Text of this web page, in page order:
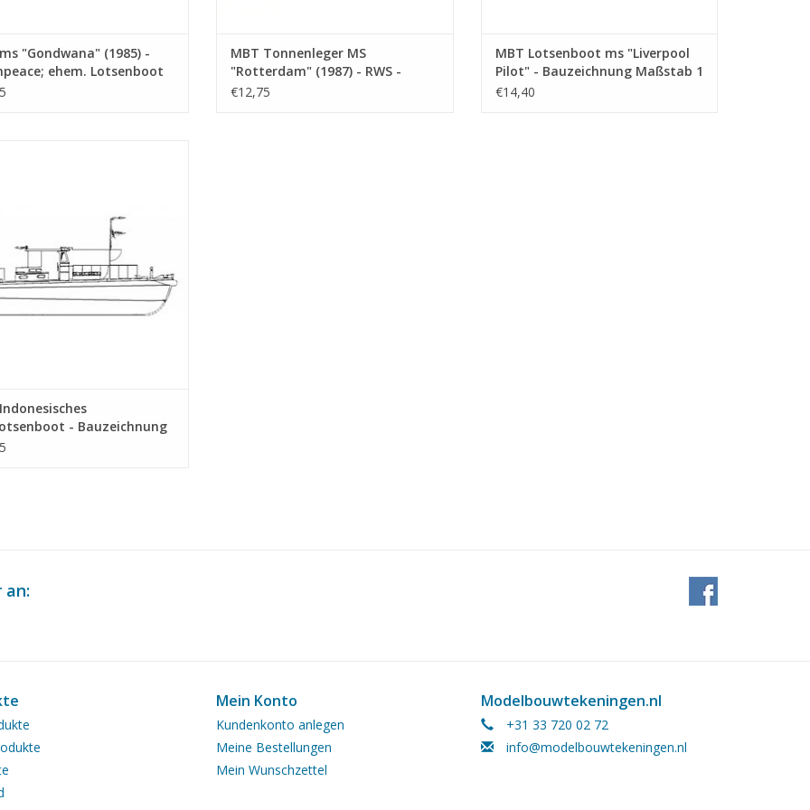
"Gondwana" (1985) -
ehem. Lotsenboot
- ehem.
MBT Tonnenleger MS
"Rotterdam" (1987) - RWS -
Bauzeichnung Maßstab 1 : 400
€12,75
MBT Lotsenboot ms "Liverpool
Pilot" - Bauzeichnung Maßstab 1
: 250 (10.18.013)
€14,40
- Bauzeichnung
1 : 20 (10.18.016/A)
an:
Mein Konto
Kundenkonto anlegen
Meine Bestellungen
Mein Wunschzettel
Modelbouwtekeningen.nl
+31 33 720 02 72
info@modelbouwtekeningen.nl